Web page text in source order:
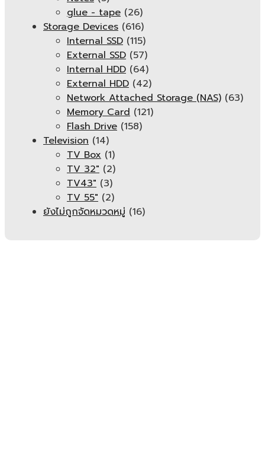
glue - tape (26)
Storage Devices (616)
Internal SSD (115)
External SSD (57)
Internal HDD (64)
External HDD (42)
Network Attached Storage (NAS) (63)
Memory Card (121)
Flash Drive (158)
Television (14)
TV Box (1)
TV 32" (2)
TV43" (3)
TV 55" (2)
ยังไม่ถูกจัดหมวดหมู่ (16)